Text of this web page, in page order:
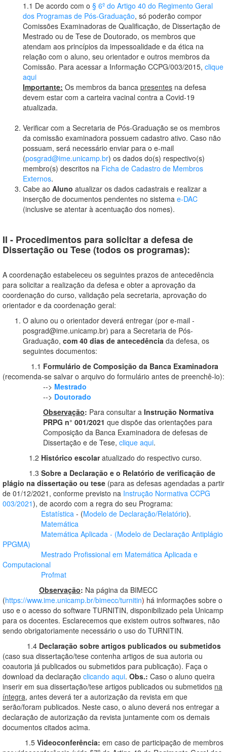
1.1 De acordo com o § 6º do Artigo 40 do Regimento Geral
dos Programas de Pós-Graduação, só poderão compor
Comissões Examinadoras de Qualificação, de Dissertação de
Mestrado ou de Tese de Doutorado, os membros que
atendam aos princípios da impessoalidade e da ética na
relação com o aluno, seu orientador e outros membros da
Comissão. Para acessar a Informação CCPG/003/2015, clique
aqui
Importante: Os membros da banca presentes na defesa
devem estar com a carteira vacinal contra a Covid-19
atualizada.
Verificar com a Secretaria de Pós-Graduação se os membros
da comissão examinadora possuem cadastro ativo. Caso não
possuam, será necessário enviar para o e-mail
(posgrad@ime.unicamp.br) os dados do(s) respectivo(s)
membro(s) descritos na Ficha de Cadastro de Membros
Externos.
Cabe ao Aluno atualizar os dados cadastrais e realizar a
inserção de documentos pendentes no sistema e-DAC
(inclusive se atentar à acentuação dos nomes).
II - Procedimentos para solicitar a defesa de
Dissertação ou Tese (todos os programas):
A coordenação estabeleceu os seguintes prazos de antecedência
para solicitar a realização da defesa e obter a aprovação da
coordenação do curso, validação pela secretaria, aprovação do
orientador e da coordenação geral:
O aluno ou o orientador deverá entregar (por e-mail -
posgrad@ime.unicamp.br) para a Secretaria de Pós-
Graduação, com 40 dias de antecedência da defesa, os
seguintes documentos:
1.1 Formulário de Composição da Banca Examinadora
(recomenda-se salvar o arquivo do formulário antes de preenchê-lo):
--> Mestrado
--> Doutorado
Observação: Para consultar a Instrução Normativa
PRPG n° 001/2021 que dispõe das orientações para
Composição da Banca Examinadora de defesas de
Dissertação e de Tese, clique aqui.
1.2 Histórico escolaratualizado do respectivo curso.
1.3 Sobre a Declaração e o Relatório de verificação de
plágio na dissertação ou tese (para as defesas agendadas a partir
de 01/12/2021, conforme previsto na Instrução Normativa CCPG
003/2021), de acordo com a regra do seu Programa:
Estatística - (Modelo de Declaração/Relatório).
Matemática
Matemática Aplicada - (Modelo de Declaração Antiplágio
PPGMA)
Mestrado Profissional em Matemática Aplicada e
Computacional
Profmat
Observação: Na página da BIMECC
(https://www.ime.unicamp.br/bimecc/turnitin) há informações sobre o
uso e o acesso do software TURNITIN, disponibilizado pela Unicamp
para os docentes. Esclarecemos que existem outros softwares, não
sendo obrigatoriamente necessário o uso do TURNITIN.
1.4 Declaração sobre artigos publicados ou submetidos
(caso sua dissertação/tese contenha artigos de sua autoria ou
coautoria já publicados ou submetidos para publicação). Faça o
download da declaração clicando aqui. Obs.: Caso o aluno queira
inserir em sua dissertação/tese artigos publicados ou submetidos na
íntegra, antes deverá ter a autorização da revista em que
serão/foram publicados. Neste caso, o aluno deverá nos entregar a
declaração de autorização da revista juntamente com os demais
documentos citados acima.
1.5 Videoconferência: em caso de participação de membros